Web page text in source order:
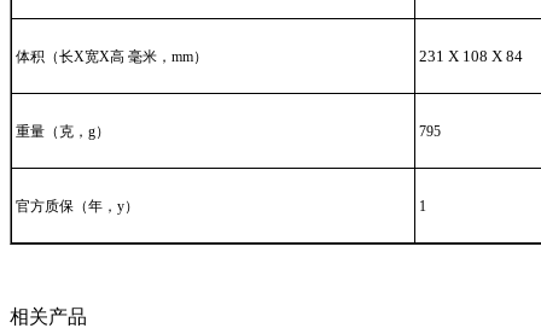
体积（长X宽X高 毫米，mm） 231 X 108 X 84
重量（克，g） 795
官方质保（年，y） 1
相关产品